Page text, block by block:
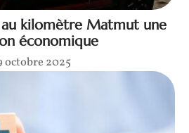
au kilomètre Matmut une
économique
octobre 2025